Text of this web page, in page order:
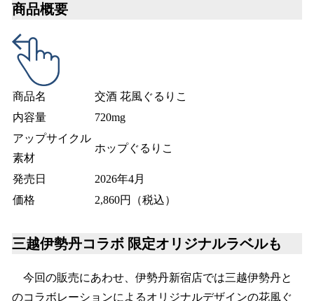
商品概要
商品名
交酒 花風ぐるりこ
内容量
720mg
アップサイクル
素材
ホップぐるりこ
発売日
2026年4月
価格
2,860円（税込）
三越伊勢丹コラボ 限定オリジナルラベルも
今回の販売にあわせ、伊勢丹新宿店では三越伊勢丹と
のコラボレーションによるオリジナルデザインの花風ぐ